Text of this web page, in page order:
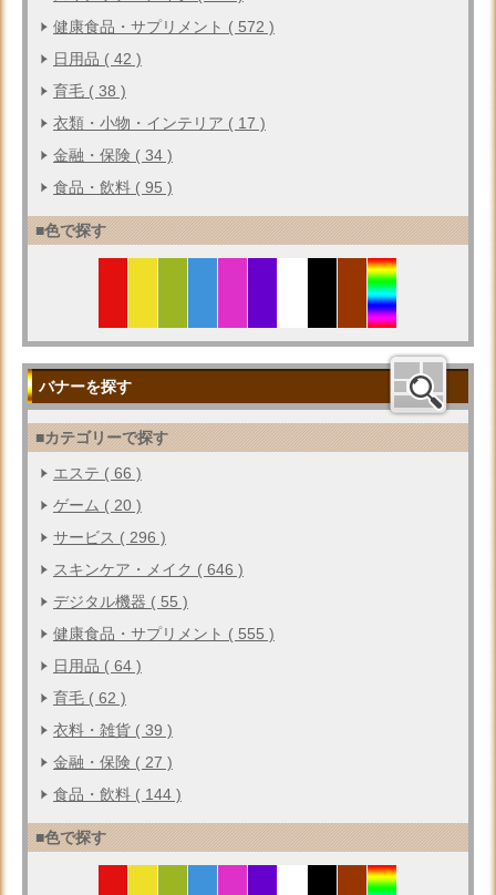
健康食品・サプリメント ( 572 )
日用品 ( 42 )
育毛 ( 38 )
衣類・小物・インテリア ( 17 )
金融・保険 ( 34 )
食品・飲料 ( 95 )
■色で探す
バナーを探す
■カテゴリーで探す
エステ ( 66 )
ゲーム ( 20 )
サービス ( 296 )
スキンケア・メイク ( 646 )
デジタル機器 ( 55 )
健康食品・サプリメント ( 555 )
日用品 ( 64 )
育毛 ( 62 )
衣料・雑貨 ( 39 )
金融・保険 ( 27 )
食品・飲料 ( 144 )
■色で探す